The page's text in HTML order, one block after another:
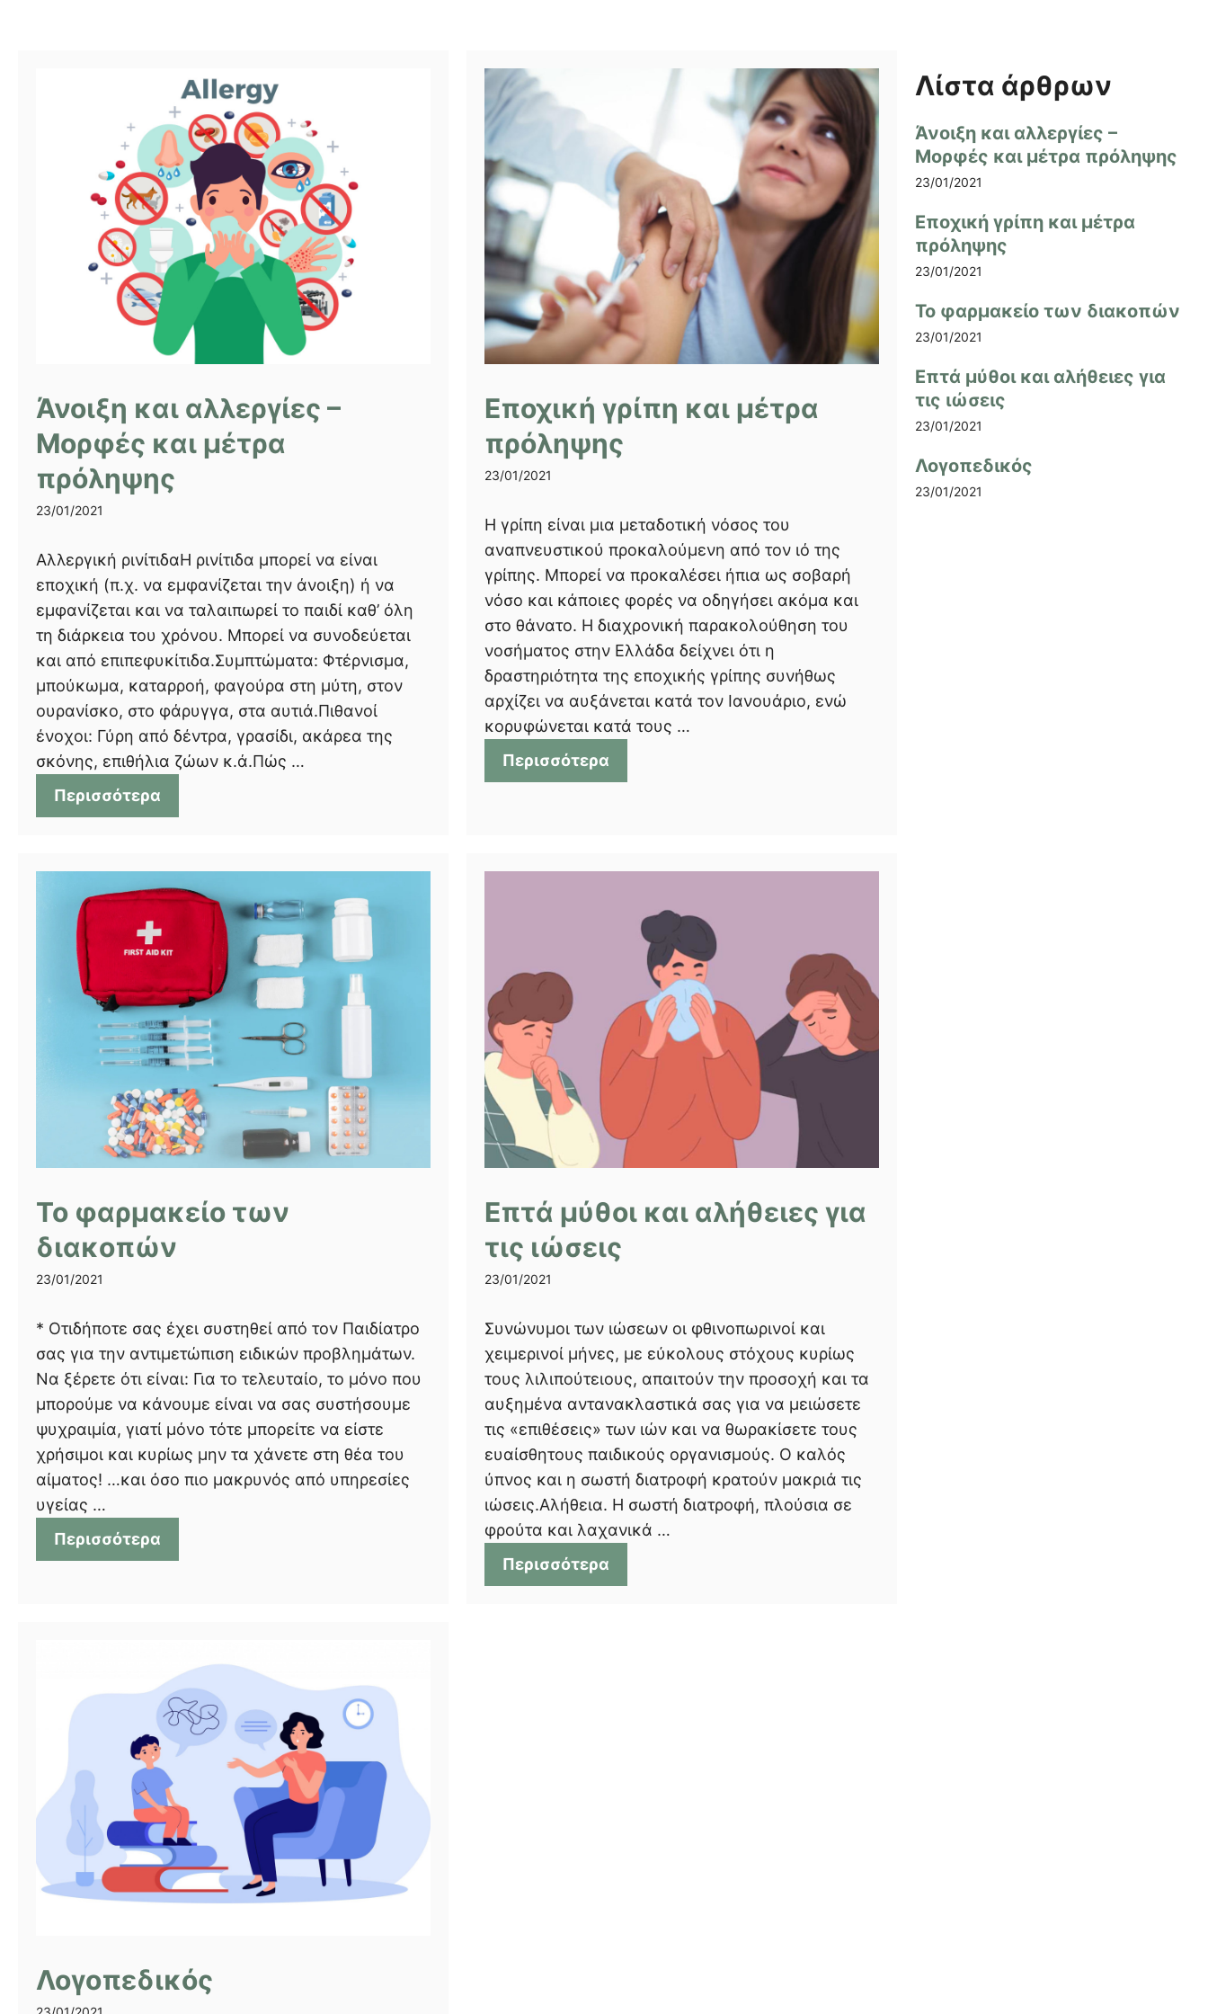
Άνοιξη και αλλεργίες –
Μορφές και μέτρα
πρόληψης
23/01/2021
Αλλεργική ρινίτιδαΗ ρινίτιδα μπορεί να είναι
εποχική (π.χ. να εμφανίζεται την άνοιξη) ή να
εμφανίζεται και να ταλαιπωρεί το παιδί καθ’ όλη
τη διάρκεια του χρόνου. Μπορεί να συνοδεύεται
και από επιπεφυκίτιδα.Συμπτώματα: Φτέρνισμα,
μπούκωμα, καταρροή, φαγούρα στη μύτη, στον
ουρανίσκο, στο φάρυγγα, στα αυτιά.Πιθανοί
ένοχοι: Γύρη από δέντρα, γρασίδι, ακάρεα της
σκόνης, επιθήλια ζώων κ.ά.Πώς …
Περισσότερα
Εποχική γρίπη και μέτρα
πρόληψης
23/01/2021
Η γρίπη είναι μια μεταδοτική νόσος του
αναπνευστικού προκαλούμενη από τον ιό της
γρίπης. Μπορεί να προκαλέσει ήπια ως σοβαρή
νόσο και κάποιες φορές να οδηγήσει ακόμα και
στο θάνατο. Η διαχρονική παρακολούθηση του
νοσήματος στην Ελλάδα δείχνει ότι η
δραστηριότητα της εποχικής γρίπης συνήθως
αρχίζει να αυξάνεται κατά τον Ιανουάριο, ενώ
κορυφώνεται κατά τους …
Περισσότερα
Το φαρμακείο των
διακοπών
23/01/2021
* Οτιδήποτε σας έχει συστηθεί από τον Παιδίατρο
σας για την αντιμετώπιση ειδικών προβλημάτων.
Να ξέρετε ότι είναι: Για το τελευταίο, το μόνο που
μπορούμε να κάνουμε είναι να σας συστήσουμε
ψυχραιμία, γιατί μόνο τότε μπορείτε να είστε
χρήσιμοι και κυρίως μην τα χάνετε στη θέα του
αίματος! …και όσο πιο μακρυνός από υπηρεσίες
υγείας …
Περισσότερα
Επτά μύθοι και αλήθειες για
τις ιώσεις
23/01/2021
Συνώνυμοι των ιώσεων οι φθινοπωρινοί και
χειμερινοί μήνες, με εύκολους στόχους κυρίως
τους λιλιπούτειους, απαιτούν την προσοχή και τα
αυξημένα αντανακλαστικά σας για να μειώσετε
τις «επιθέσεις» των ιών και να θωρακίσετε τους
ευαίσθητους παιδικούς οργανισμούς. Ο καλός
ύπνος και η σωστή διατροφή κρατούν μακριά τις
ιώσεις.Αλήθεια. Η σωστή διατροφή, πλούσια σε
φρούτα και λαχανικά …
Περισσότερα
Λογοπεδικός
Λίστα άρθρων
Άνοιξη και αλλεργίες –
Μορφές και μέτρα πρόληψης
23/01/2021
Εποχική γρίπη και μέτρα
πρόληψης
23/01/2021
Το φαρμακείο των διακοπών
23/01/2021
Επτά μύθοι και αλήθειες για
τις ιώσεις
23/01/2021
Λογοπεδικός
23/01/2021